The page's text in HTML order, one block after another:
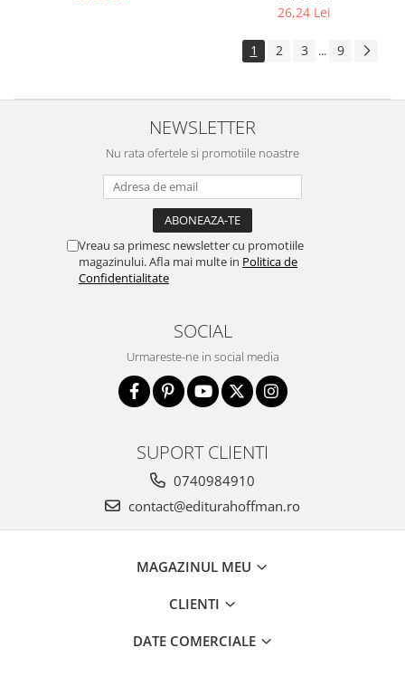
26,24 Lei
1 2 3 ... 9
NEWSLETTER
Nu rata ofertele si promotiile noastre
Vreau sa primesc newsletter cu promotiile
magazinului. Afla mai multe in Politica de
Confidentialitate
SOCIAL
Urmareste-ne in social media
SUPORT CLIENTI
0740984910
contact@editurahoffman.ro
MAGAZINUL MEU
CLIENTI
DATE COMERCIALE